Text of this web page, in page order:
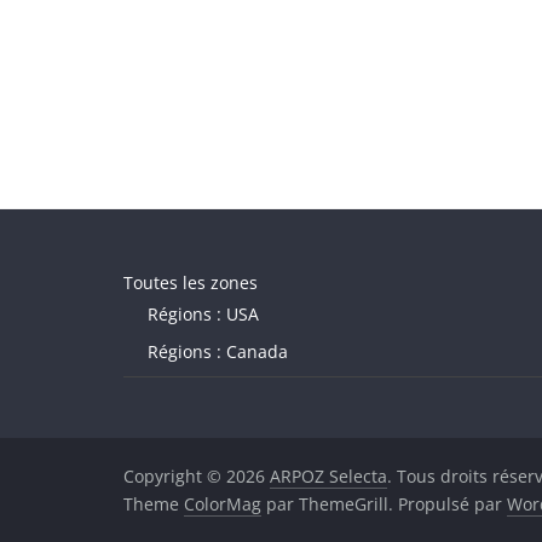
Toutes les zones
Régions : USA
Régions : Canada
Copyright © 2026 ARPOZ Selecta. Tous droits
Theme ColorMag par ThemeGrill. Propulsé par